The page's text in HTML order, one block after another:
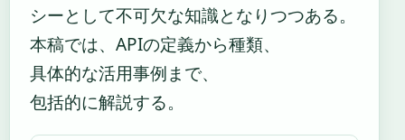
シーとして不可欠な知識となりつつある。
本稿では、APIの定義から種類、
具体的な活用事例まで、
包括的に解説する。